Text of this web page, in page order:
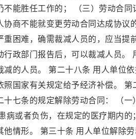
不能胜任工作的； （三）劳动合
协商不能就变更劳动合同达成协议
重困难，确需裁减人员的，应当提
行政部门报告后，可以裁减人员。
减的人员。 第二十八条 用人单位
照国家有关规定给予经济补偿。
十七条的规定解除劳动合同： （
病或者负伤，在规定的医疗期内
他情形。 第三十条 用人单位解除